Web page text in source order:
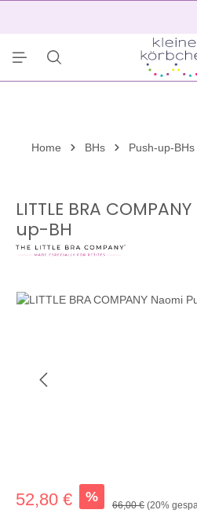
Home BHs Push-up-BHs
LITTLE BRA
up-BH
Bildergalerie überspringen
52,80 € %
66,00 € (20%